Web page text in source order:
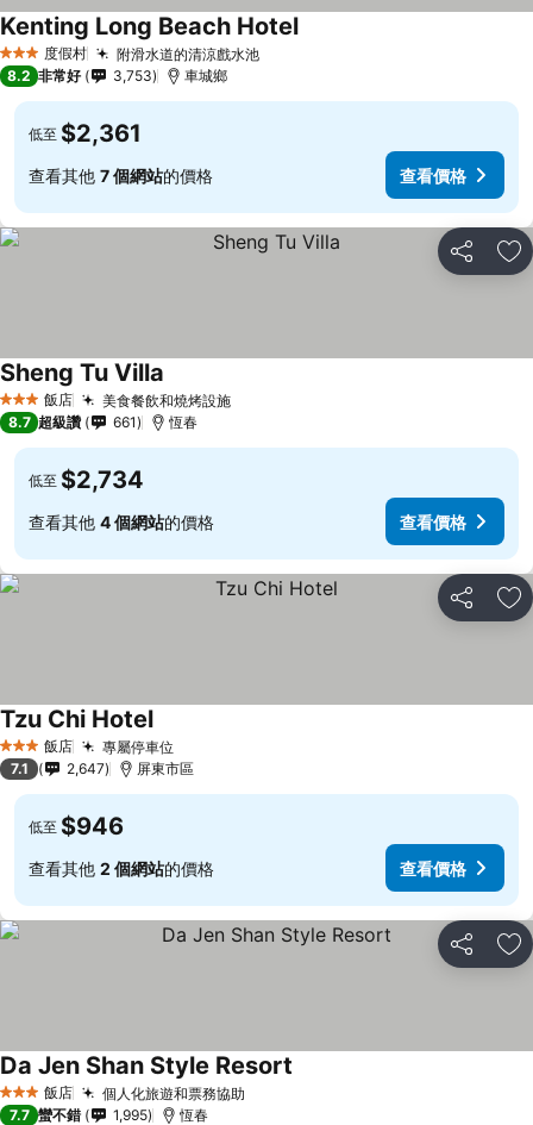
3 星級 度假村 附滑水道的清涼戲水池
Kenting Long Beach Hotel
8.2 非常好 3,753 車城鄉
低至 $2,361
查看其他 7 個網站的價格 查看價格
分享 加
3 星級 飯店 美食餐飲和燒烤設施
Sheng Tu Villa
8.7 超級讚 661 恆春
低至 $2,734
查看其他 4 個網站的價格 查看價格
分享 加
3 星級 飯店 專屬停車位
Tzu Chi Hotel
7.1 2,647 屏東市區
低至 $946
查看其他 2 個網站的價格 查看價格
分享 加
3 星級 飯店 個人化旅遊和票務協助
Da Jen Shan Style Resort
7.7 蠻不錯 1,995 恆春